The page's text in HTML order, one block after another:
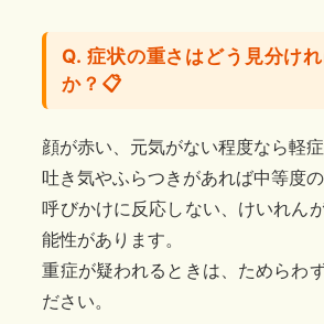
Q. 症状の重さはどう見分け
か？📋
顔が赤い、元気がない程度なら軽症
吐き気やふらつきがあれば中等度の
呼びかけに反応しない、けいれん
能性があります。
重症が疑われるときは、ためらわ
ださい。